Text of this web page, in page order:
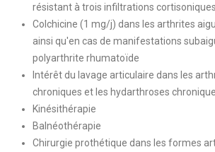
résistant à trois infiltrations cortisoniques
Colchicine (1 mg/j) dans les arthrites
ainsi qu'en cas de manifestations
polyarthrite rhumatoïde
Intérêt du lavage articulaire dans les
chroniques et les hydarthroses
Kinésithérapie
Balnéothérapie
Chirurgie prothétique dans les formes